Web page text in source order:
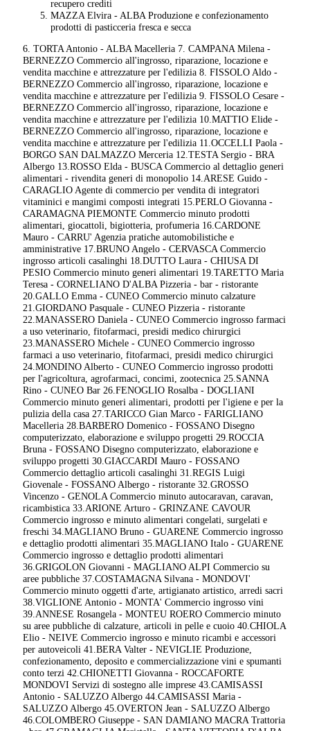
recupero crediti
MAZZA Elvira - ALBA Produzione e confezionamento
prodotti di pasticceria fresca e secca
6. TORTA Antonio - ALBA Macelleria 7. CAMPANA Milena -
BERNEZZO Commercio all'ingrosso, riparazione, locazione e
vendita macchine e attrezzature per l'edilizia 8. FISSOLO Aldo -
BERNEZZO Commercio all'ingrosso, riparazione, locazione e
vendita macchine e attrezzature per l'edilizia 9. FISSOLO Cesare -
BERNEZZO Commercio all'ingrosso, riparazione, locazione e
vendita macchine e attrezzature per l'edilizia 10.MATTIO Elide -
BERNEZZO Commercio all'ingrosso, riparazione, locazione e
vendita macchine e attrezzature per l'edilizia 11.OCCELLI Paola -
BORGO SAN DALMAZZO Merceria 12.TESTA Sergio - BRA
Albergo 13.ROSSO Elda - BUSCA Commercio al dettaglio generi
alimentari - rivendita generi di monopolio 14.ARESE Guido -
CARAGLIO Agente di commercio per vendita di integratori
vitaminici e mangimi composti integrati 15.PERLO Giovanna -
CARAMAGNA PIEMONTE Commercio minuto prodotti
alimentari, giocattoli, bigiotteria, profumeria 16.CARDONE
Mauro - CARRU' Agenzia pratiche automobilistiche e
amministrative 17.BRUNO Angelo - CERVASCA Commercio
ingrosso articoli casalinghi 18.DUTTO Laura - CHIUSA DI
PESIO Commercio minuto generi alimentari 19.TARETTO Maria
Teresa - CORNELIANO D'ALBA Pizzeria - bar - ristorante
20.GALLO Emma - CUNEO Commercio minuto calzature
21.GIORDANO Pasquale - CUNEO Pizzeria - ristorante
22.MANASSERO Daniela - CUNEO Commercio ingrosso farmaci
a uso veterinario, fitofarmaci, presidi medico chirurgici
23.MANASSERO Michele - CUNEO Commercio ingrosso
farmaci a uso veterinario, fitofarmaci, presidi medico chirurgici
24.MONDINO Alberto - CUNEO Commercio ingrosso prodotti
per l'agricoltura, agrofarmaci, concimi, zootecnica 25.SANNA
Rino - CUNEO Bar 26.FENOGLIO Rosalba - DOGLIANI
Commercio minuto generi alimentari, prodotti per l'igiene e per la
pulizia della casa 27.TARICCO Gian Marco - FARIGLIANO
Macelleria 28.BARBERO Domenico - FOSSANO Disegno
computerizzato, elaborazione e sviluppo progetti 29.ROCCIA
Bruna - FOSSANO Disegno computerizzato, elaborazione e
sviluppo progetti 30.GIACCARDI Mauro - FOSSANO
Commercio dettaglio articoli casalinghi 31.REGIS Luigi
Giovenale - FOSSANO Albergo - ristorante 32.GROSSO
Vincenzo - GENOLA Commercio minuto autocaravan, caravan,
ricambistica 33.ARIONE Arturo - GRINZANE CAVOUR
Commercio ingrosso e minuto alimentari congelati, surgelati e
freschi 34.MAGLIANO Bruno - GUARENE Commercio ingrosso
e dettaglio prodotti alimentari 35.MAGLIANO Italo - GUARENE
Commercio ingrosso e dettaglio prodotti alimentari
36.GRIGOLON Giovanni - MAGLIANO ALPI Commercio su
aree pubbliche 37.COSTAMAGNA Silvana - MONDOVI'
Commercio minuto oggetti d'arte, artigianato artistico, arredi sacri
38.VIGLIONE Antonio - MONTA' Commercio ingrosso vini
39.ANNESE Rosangela - MONTEU ROERO Commercio minuto
su aree pubbliche di calzature, articoli in pelle e cuoio 40.CHIOLA
Elio - NEIVE Commercio ingrosso e minuto ricambi e accessori
per autoveicoli 41.BERA Valter - NEVIGLIE Produzione,
confezionamento, deposito e commercializzazione vini e spumanti
conto terzi 42.CHIONETTI Giovanna - ROCCAFORTE
MONDOVI Servizi di sostegno alle imprese 43.CAMISASSI
Antonio - SALUZZO Albergo 44.CAMISASSI Maria -
SALUZZO Albergo 45.OVERTON Jean - SALUZZO Albergo
46.COLOMBERO Giuseppe - SAN DAMIANO MACRA Trattoria